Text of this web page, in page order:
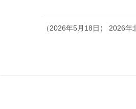
（2026年5月18日） 2026